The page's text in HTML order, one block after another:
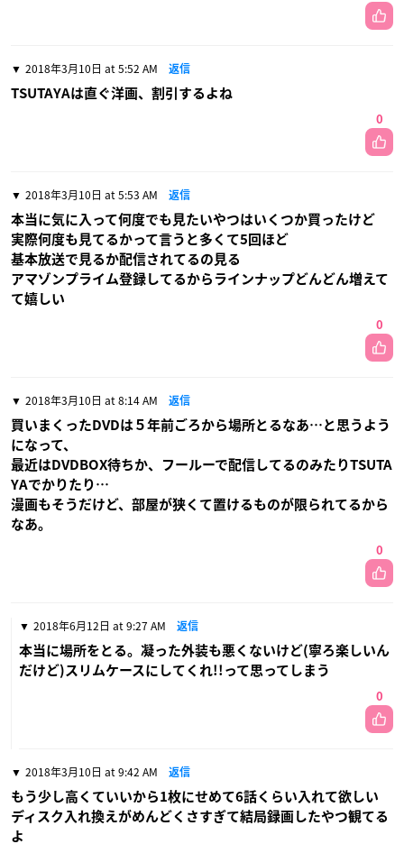
2018年3月10日 at 5:52 AM 返信
TSUTAYAは直ぐ洋画、割引するよね
0
2018年3月10日 at 5:53 AM 返信
本当に気に入って何度でも見たいやつはいくつか買ったけど
実際何度も見てるかって言うと多くて5回ほど
基本放送で見るか配信されてるの見る
アマゾンプライム登録してるからラインナップどんどん増えて
て嬉しい
0
2018年3月10日 at 8:14 AM 返信
買いまくったDVDは５年前ごろから場所とるなあ…と思うよう
になって、
最近はDVDBOX待ちか、フールーで配信してるのみたりTSUTA
YAでかりたり…
漫画もそうだけど、部屋が狭くて置けるものが限られてるから
なあ。
0
2018年6月12日 at 9:27 AM 返信
本当に場所をとる。凝った外装も悪くないけど(寧ろ楽しいん
だけど)スリムケースにしてくれ!!って思ってしまう
0
2018年3月10日 at 9:42 AM 返信
もう少し高くていいから1枚にせめて6話くらい入れて欲しい
ディスク入れ換えがめんどくさすぎて結局録画したやつ観てる
よ